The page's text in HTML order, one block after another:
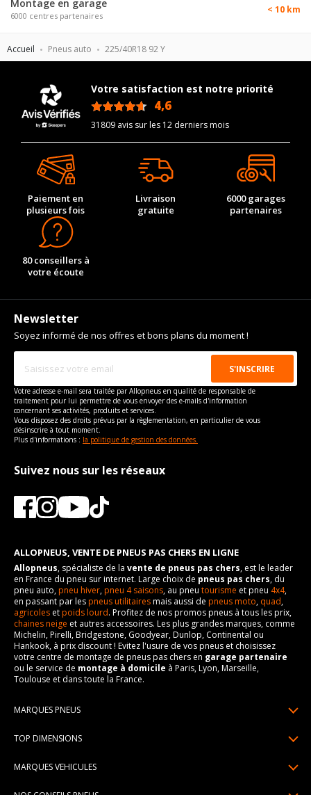
Accueil Pneus auto 225/40R18 92 Y
Montage en garage
6000 centres partenaires
< 10 km
Votre satisfaction est notre priorité
4,6
31809 avis sur les 12 derniers mois
Paiement en
plusieurs fois
Livraison
gratuite
6000 garages
partenaires
80 conseillers à
votre écoute
Newsletter
Soyez informé de nos offres et bons plans du moment !
Votre adresse e-mail sera traitée par Allopneus en qualité de responsable de
traitement pour lui permettre de vous envoyer des e-mails d'information
concernant ses activités, produits et services.
Vous disposez des droits prévus par la règlementation, en particulier de vous
désinscrire à tout moment.
Plus d'informations : la politique de gestion des données.
Suivez nous sur les réseaux
ALLOPNEUS, VENTE DE PNEUS PAS CHERS EN LIGNE
Allopneus, spécialiste de la vente de pneus pas chers, est le leader
en France du pneu sur internet. Large choix de pneus pas chers, du
pneu auto,pneu hiver,pneu 4 saisons, au pneu tourisme et pneu 4x4,
en passant par lespneus utilitairesmais aussi de pneus moto, quad,
agricoles etpoids lourd. Profitez de nos promos pneus à tous les prix,
chaines neige et autres accessoires. Les plus grandes marques, comme
Michelin, Pirelli, Bridgestone, Goodyear, Dunlop, Continental ou
Hankook, à prix discount ! Evitez l'usure de vos pneus et choisissez
votre centre de montage de pneus pas chers en garage partenaire
ou le service de montage à domicile à Paris, Lyon, Marseille,
Toulouse et dans toute la France.
MARQUES PNEUS
Pneus Continental
TOP DIMENSIONS
MARQUES VEHICULES